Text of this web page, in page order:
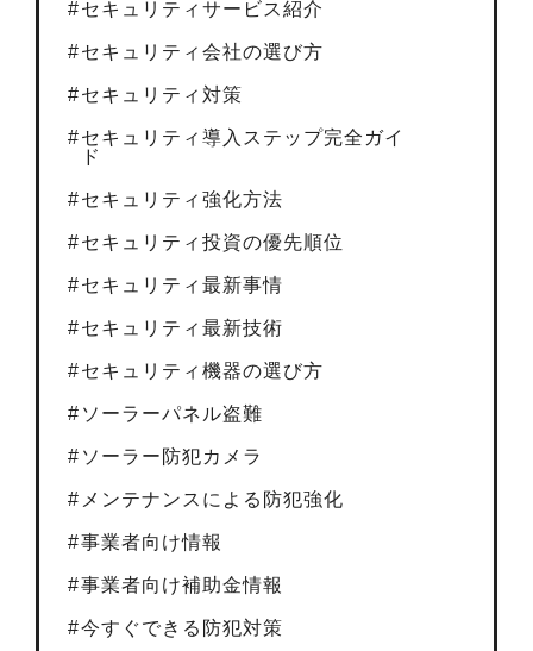
セキュリティサービス紹介
セキュリティ会社の選び方
セキュリティ対策
セキュリティ導入ステップ完全ガイ
ド
セキュリティ強化方法
セキュリティ投資の優先順位
セキュリティ最新事情
セキュリティ最新技術
セキュリティ機器の選び方
ソーラーパネル盗難
ソーラー防犯カメラ
メンテナンスによる防犯強化
事業者向け情報
事業者向け補助金情報
今すぐできる防犯対策